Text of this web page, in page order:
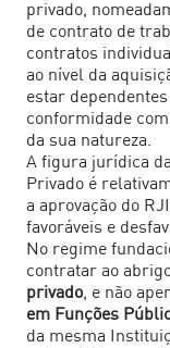
privado,
de contrato de
contratos
ao nível da
estar
conformidade
da sua natureza.
A figura jurídica
Privado é
a aprovação do
favoráveis e
No regime
contratar ao
privado, e não
em Funções
da mesma